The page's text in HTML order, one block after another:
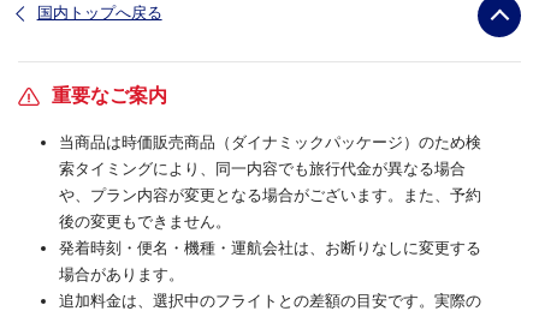
国内トップへ戻る
重要なご案内
当商品は時価販売商品（ダイナミックパッケージ）のため検
索タイミングにより、同一内容でも旅行代金が異なる場合
や、プラン内容が変更となる場合がございます。また、予約
後の変更もできません。
発着時刻・便名・機種・運航会社は、お断りなしに変更する
場合があります。
追加料金は、選択中のフライトとの差額の目安です。実際の